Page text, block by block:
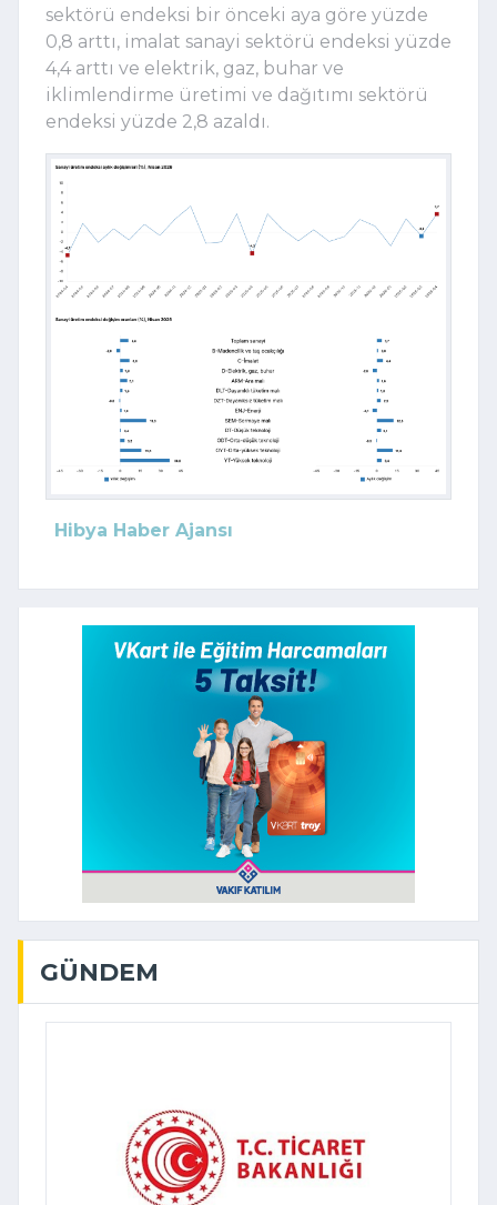
sektörü endeksi bir önceki aya göre yüzde
0,8 arttı, imalat sanayi sektörü endeksi yüzde
4,4 arttı ve elektrik, gaz, buhar ve
iklimlendirme üretimi ve dağıtımı sektörü
endeksi yüzde 2,8 azaldı.
Hibya Haber Ajansı
GÜNDEM